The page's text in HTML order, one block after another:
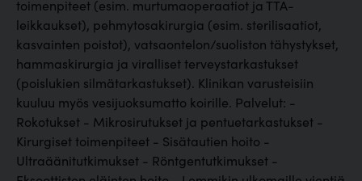
toimenpiteet (esim. murtumaoperaatiot ja TTA-
leikkaukset), pehmytosakirurgia (esim. sterilisaatiot,
kasvainten poistot), vatsaontelon/suoliston tähystykset,
hammaskirurgia ja viralliset terveystarkastukset
(poislukien silmätarkastukset). Klinikan varusteisiin
kuuluu myös vesijuoksumatto koirille. Palvelut: -
Rokotukset - Mikrosirutukset ja pentuetarkastukset -
Kirurgiset toimenpiteet - Sisätautien hoito -
Ultraäänitutkimukset - Röntgentutkimukset -